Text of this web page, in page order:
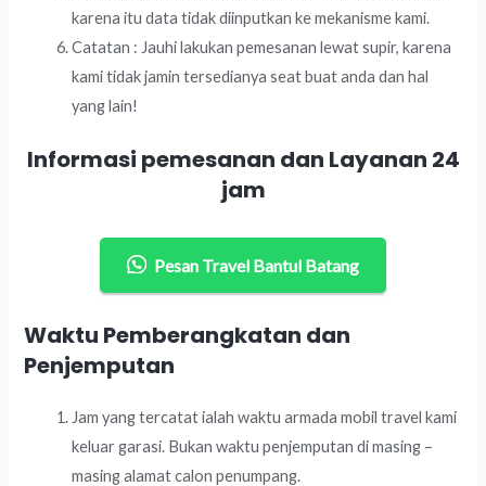
karena itu data tidak diinputkan ke mekanisme kami.
Catatan : Jauhi lakukan pemesanan lewat supir, karena
kami tidak jamin tersedianya seat buat anda dan hal
yang lain!
Informasi pemesanan dan Layanan 24
jam
Pesan Travel Bantul Batang
Waktu Pemberangkatan dan
Penjemputan
Jam yang tercatat ialah waktu armada mobil travel kami
keluar garasi. Bukan waktu penjemputan di masing –
masing alamat calon penumpang.